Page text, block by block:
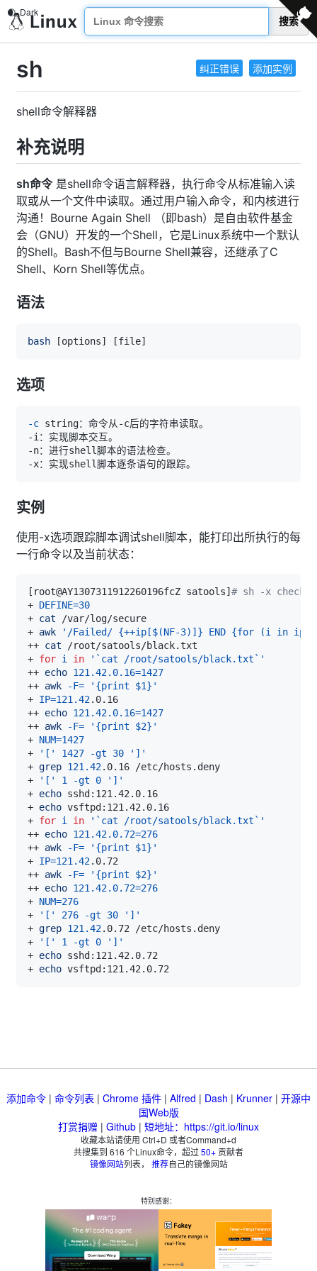
搜索
纠正错误 添加实例
sh
shell命令解释器
补充说明
sh命令是shell命令语言解释器，执行命令从标准输入读
取或从一个文件中读取。通过用户输入命令，和内核进行
沟通！Bourne Again Shell （即bash）是自由软件基金
会（GNU）开发的一个Shell，它是Linux系统中一个默认
的Shell。Bash不但与Bourne Shell兼容，还继承了C
Shell、Korn Shell等优点。
语法
bash [options] [file]
选项
-c
实例
使用-x选项跟踪脚本调试shell脚本，能打印出所执行的每
一行命令以及当前状态：
[ root@AY1307311912260196fcZ satools] # sh -x
+ DEFINE=30
+ cat
+ awk
'/Failed/ {++ip[$(NF-3)]} END {for (i in
++ cat
+ for i in
'`cat /root/satools/black.txt`'
++ echo 121.42.0.16=1427
++ awk -F=
'{print $1}'
+ IP=121.42
++ echo 121.42.0.16=1427
++ awk -F=
'{print $2}'
+ NUM=1427
+
'[' 1427 -gt 30
']'
+ grep 121.42
+
'[' 1 -gt 0
']'
+ echo
+ echo
+ for i in
'`cat /root/satools/black.txt`'
++ echo 121.42.0.72=276
++ awk -F=
'{print $1}'
+ IP=121.42
++ awk -F=
'{print $2}'
++ echo 121.42.0.72=276
+ NUM=276
+
'[' 276 -gt 30
']'
+ grep 121.42
+
'[' 1 -gt 0
']'
+ echo
+ echo
添加命令 | 命令列表 | Chrome 插件 | Alfred | Dash | Krunner | 开源中
国Web版
打赏捐赠 | Github | 短地址：https://git.io/linux
收藏本站请使用 Ctrl+D 或者Command+d
共搜集到 616 个Linux命令，超过50+贡献者
镜像网站列表， 推荐自己的镜像网站
特别感谢：